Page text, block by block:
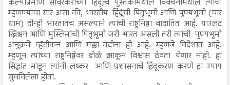
म्हणण्याचा सार असा की, भारतीय हिंदूंची पितृभूमी आणि पुण्यभूमी (चार
धाम) दोन्ही भारतातच असल्याने त्यांची राष्ट्रनिष्ठा वादातित आहे. याउलट
ख्रिश्चन आणि मुस्लिमांची पितृभूमी जरी भारत असली तरी त्यांची पुण्यभूमी
अनुक्रमे व्हॅटीकन आणि मक्का-मदीना ही आहे. म्हणजे विदेशात आहे.
म्हणून त्यांच्या राष्ट्रनिष्ठेवर डोळे झाकून विश्वास ठेवता येणार नाही. हा
सिद्धांत मांडून त्यांनी लष्कर आणि प्रशासनाचे हिंदूकरण करणे हा उपाय
सुचविलेला होता.